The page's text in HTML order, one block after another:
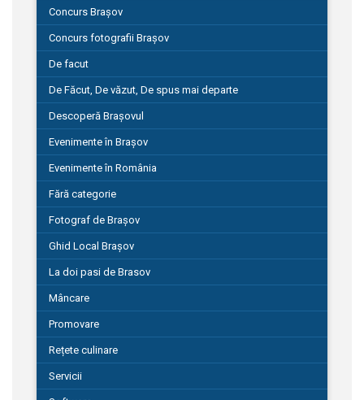
Concurs Brașov
Concurs fotografii Brașov
De facut
De Făcut, De văzut, De spus mai departe
Descoperă Brașovul
Evenimente în Brașov
Evenimente în România
Fără categorie
Fotograf de Brașov
Ghid Local Brașov
La doi pasi de Brasov
Mâncare
Promovare
Rețete culinare
Servicii